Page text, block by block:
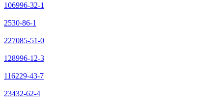
106996-32-1
2530-86-1
227085-51-0
128996-12-3
116229-43-7
23432-62-4